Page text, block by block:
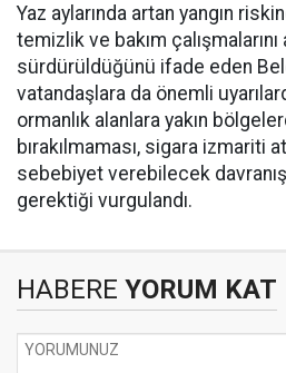
Yaz aylarında artan yangın
temizlik ve bakım çalışmalarını
sürdürüldüğünü ifade eden
vatandaşlara da önemli
ormanlık alanlara yakın
bırakılmaması, sigara izmariti
sebebiyet verebilecek
gerektiği vurgulandı.
HABERE YORUM KAT